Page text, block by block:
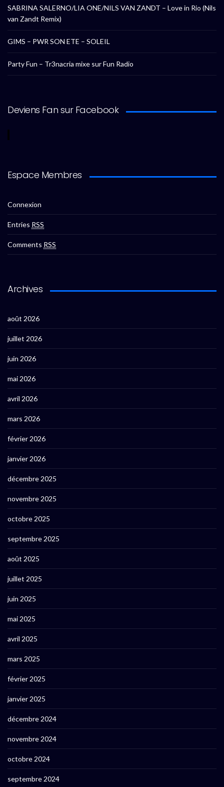
SABRINA SALERNO/LIA ONE/NILS VAN ZANDT – Love in Rio (Nils
van Zandt Remix)
GIMS – PWR SON ETE – SOLEIL
Party Fun – Tr3nacria mixe sur Fun Radio
Deviens Fan sur Facebook
Espace Membres
Connexion
Entries RSS
Comments RSS
Archives
août 2026
juillet 2026
juin 2026
mai 2026
avril 2026
mars 2026
février 2026
janvier 2026
décembre 2025
novembre 2025
octobre 2025
septembre 2025
août 2025
juillet 2025
juin 2025
mai 2025
avril 2025
mars 2025
février 2025
janvier 2025
décembre 2024
novembre 2024
octobre 2024
septembre 2024